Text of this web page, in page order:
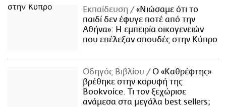
Εκπαίδευση
«Νιώσαμε ότι το
παιδί δεν έφυγε ποτέ από την
Αθήνα»: Η εμπειρία οικογενειών
που επέλεξαν σπουδές στην Κύπρο
Οδηγός Βιβλίου
Ο «Καθρέφτης»
βρέθηκε στην κορυφή της
Bookvoice. Τι τον ξεχώρισε
ανάμεσα στα μεγάλα best sellers;